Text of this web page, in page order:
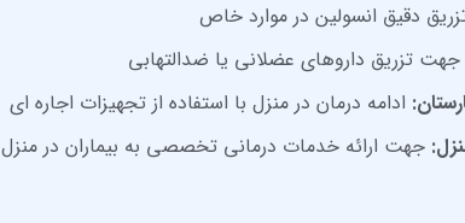
دقیق انسولین در موارد خاص
جهت تزریق داروهای عضلانی یا ضدالتهابی
ادامه درمان در منزل با استفاده از تجهیزات اجاره‌ ای
جهت ارائه خدمات درمانی تخصصی به بیماران در منزل